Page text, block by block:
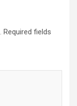
Required fields